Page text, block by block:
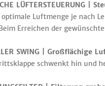
LÜFTERSTEUERUNG |
Luftmenge je nach
Erreichen der
SWING | Großflächige
schwenkt hin und